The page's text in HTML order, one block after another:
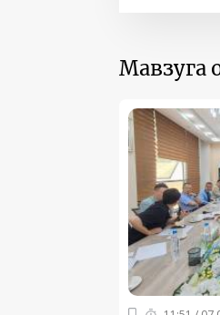
Мавзуга